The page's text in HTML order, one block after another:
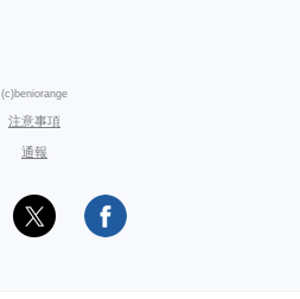
(c)beniorange
注意事項
通報